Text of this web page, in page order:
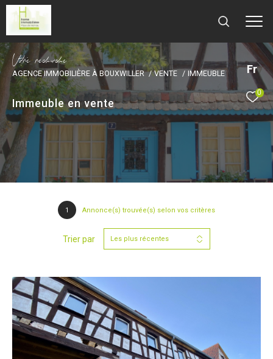
Fr
0
Vore recece
AGENCE IMMOBILIÈRE À BOUXWILLER VENTE IMMEUBLE
Immeuble en vente
1 Annonce(s) trouvée(s) selon vos critères
Trier par Les plus récentes